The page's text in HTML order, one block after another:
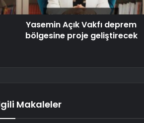
Yasemin Açık Vakfı deprem
bölgesine proje geliştirecek
Makaleler